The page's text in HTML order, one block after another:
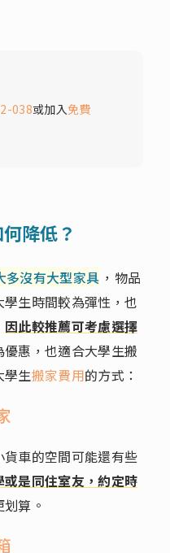
038或加入免費
降低？
多沒有大型家具 ，物品
生時間較為彈性，也
因此較推薦可考慮選擇
優惠，也適合大學生搬
學生搬家費用的方式：
車的空間可能還有些
是同住室友，約定時
算。